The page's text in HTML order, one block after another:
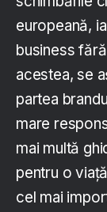
europeană,
business
acestea, se
partea
mare
mai multă
pentru o
cel mai